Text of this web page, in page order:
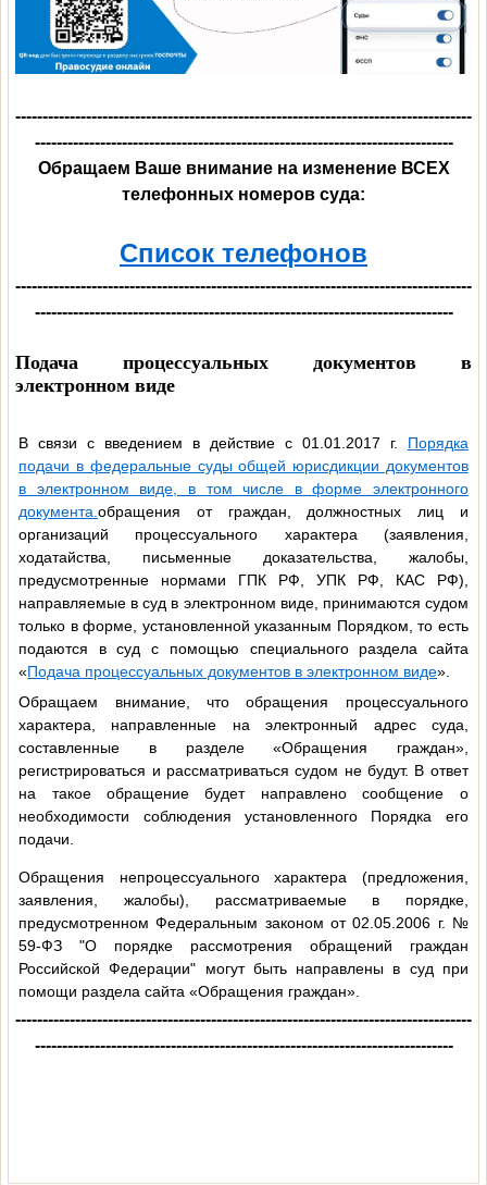
------------------------------------------------------------------------------------
-----------------------------------------------------------------------------
Обращаем Ваше внимание на изменение ВСЕХ
телефонных номеров суда:
Список телефонов
------------------------------------------------------------------------------------
-----------------------------------------------------------------------------
Подача процессуальных документов в
электронном виде
В связи с введением в действие с 01.01.2017 г. Порядка
подачи в федеральные суды общей юрисдикции документов
в электронном виде, в том числе в форме электронного
документа.обращения от граждан, должностных лиц и
организаций процессуального характера (заявления,
ходатайства, письменные доказательства, жалобы,
предусмотренные нормами ГПК РФ, УПК РФ, КАС РФ),
направляемые в суд в электронном виде, принимаются судом
только в форме, установленной указанным Порядком, то есть
подаются в суд с помощью специального раздела сайта
«Подача процессуальных документов в электронном виде».
Обращаем внимание, что обращения процессуального
характера, направленные на электронный адрес суда,
составленные в разделе «Обращения граждан»,
регистрироваться и рассматриваться судом не будут. В ответ
на такое обращение будет направлено сообщение о
необходимости соблюдения установленного Порядка его
подачи.
Обращения непроцессуального характера (предложения,
заявления, жалобы), рассматриваемые в порядке,
предусмотренном Федеральным законом от 02.05.2006 г. №
59-ФЗ "О порядке рассмотрения обращений граждан
Российской Федерации" могут быть направлены в суд при
помощи раздела сайта «Обращения граждан».
------------------------------------------------------------------------------------
-----------------------------------------------------------------------------